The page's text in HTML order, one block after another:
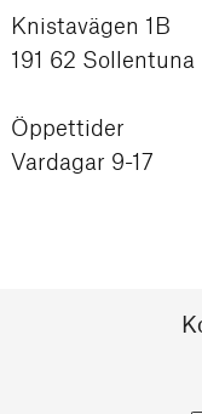
Knistavägen 1B
191 62 Sollentuna
Öppettider
Vardagar 9-17